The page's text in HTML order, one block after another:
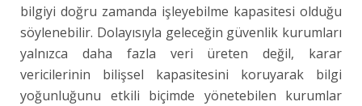
bilgiyi doğru zamanda işleyebilme kapasitesi olduğu
söylenebilir. Dolayısıyla geleceğin güvenlik kurumları
yalnızca daha fazla veri üreten değil, karar
vericilerinin bilişsel kapasitesini koruyarak bilgi
yoğunluğunu etkili biçimde yönetebilen kurumlar